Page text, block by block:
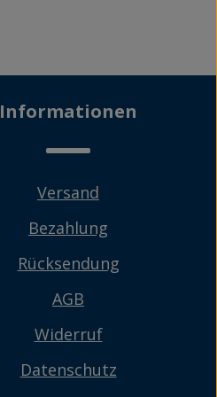
Informationen
Versand
Bezahlung
Rücksendung
AGB
Widerruf
Datenschutz